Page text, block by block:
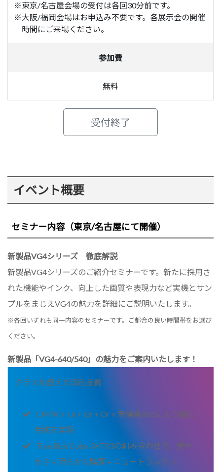
※東京/名古屋会場の受付は各回30分前です。
※大阪/福岡会場はお申込み不要です。各展示会の開催
時間にご来場ください。
参加費
無料
受付終了
イベント概要
セミナー内容（東京/名古屋にて開催）
新製品VG4シリーズ 徹底解説
新製品VG4シリーズのご紹介セミナーです。新たに採用さ
れた機能やインク、向上した画質や表現力など実機とサン
プルをまじえVG4の魅力を詳細にご説明いたします。
※各回いずれも同一内容のセミナーです。ご都合の良い時間帯をお選び
ください。
新製品「VG4-640/540」の魅力をご案内いたします！
クラスを超えた印刷品質
CMYK + Lk + Gr + Or + 新開発Redにより超広
色域を実現
True Rich Color 3×TR3の組み合わせで、鮮や
かさ + 滑らかな階調 + ニュートラルグレ